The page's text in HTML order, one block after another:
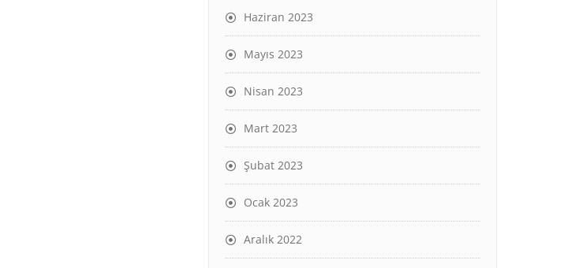
Haziran 2023
Mayıs 2023
Nisan 2023
Mart 2023
Şubat 2023
Ocak 2023
Aralık 2022